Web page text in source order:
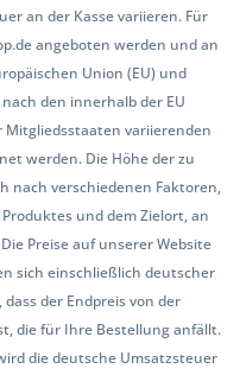
an der Kasse variieren. Für
angeboten werden und an
Union (EU) und
den innerhalb der EU
variierenden
werden. Die Höhe der zu
nach verschiedenen Faktoren,
und dem Zielort, an
Preise auf unserer Website
sich einschließlich deutscher
der Endpreis von der
die für Ihre Bestellung anfällt.
die deutsche Umsatzsteuer